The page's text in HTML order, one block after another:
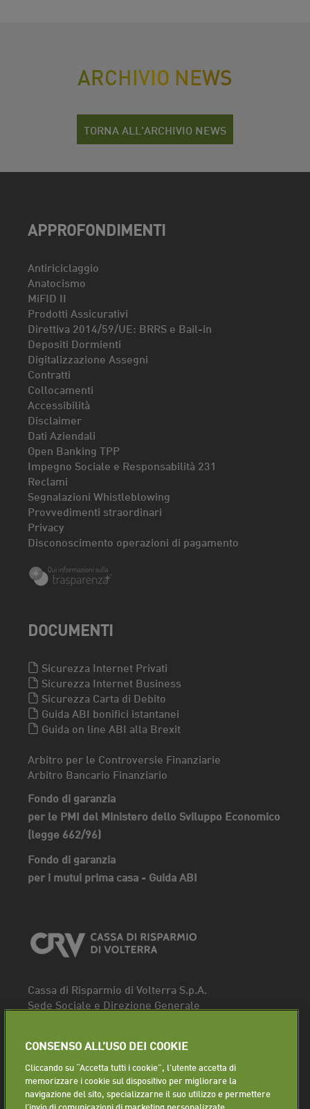
ARCHIVIO NEWS
TORNA ALL'ARCHIVIO NEWS
APPROFONDIMENTI
Antiriciclaggio
Anatocismo
MiFID II
Prodotti Assicurativi
Direttiva 2014/59/UE: BRRS e Bail-in
Depositi Dormienti
Digitalizzazione Assegni
Contratti
Collocamenti
Accessibilità
Disclaimer
Dati Aziendali
Open Banking TPP
Impegno Sociale e Responsabilità 231
Reclami
Segnalazioni Whistleblowing
Provvedimenti straordinari
Privacy
Disconoscimento operazioni di pagamento
DOCUMENTI
Sicurezza Internet Privati
Sicurezza Internet Business
Sicurezza Carta di Debito
Guida ABI bonifici istantanei
Guida on line ABI alla Brexit
Arbitro per le Controversie Finanziarie
Arbitro Bancario Finanziario
Fondo di garanzia
per le PMI del Ministero dello Sviluppo Economico
(legge 662/96)
Fondo di garanzia
per i mutui prima casa - Guida ABI
Cassa di Risparmio di Volterra S.p.A.
Sede Sociale e Direzione Generale
Fax. 0588 86940
Segui la pagina
Lavora con noi
CONSENSO ALL’USO DEI COOKIE
Cliccando su “Accetta tutti i cookie”, l'utente accetta di
memorizzare i cookie sul dispositivo per migliorare la
navigazione del sito, specializzarne il suo utilizzo e permettere
l’invio di comunicazioni di marketing personalizzate.